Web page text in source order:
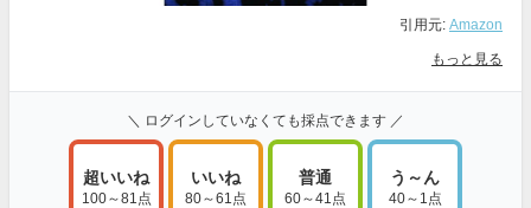
引用元: Amazon
もっと見る
＼ ログインしていなくても採点できます ／
超いいね
100～81点
いいね
80～61点
普通
60～41点
う～ん
40～1点